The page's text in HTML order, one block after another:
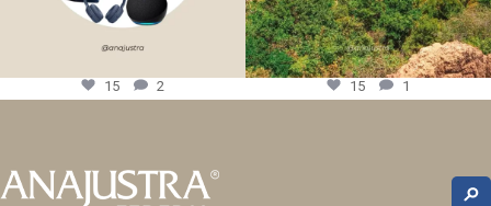
15 2 15 1